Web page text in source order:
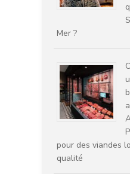
Mer ?
pour des viandes
qualité